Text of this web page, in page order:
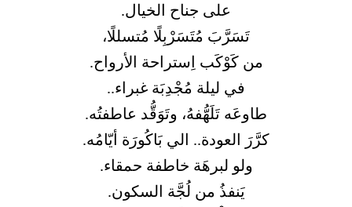
على جناح الخيال.
تَسَرَّبَ مُتَسَرْبِلًا مُتسللًا،
من كَوْكَب اِستراحة الأرواح.
في ليلة مُجْدِبَة غبراء..
طاوعَه تَلَهُّفهُ، وتَوَقُّد عاطفتُه.
كرَّرَ العودة.. الي بَاكُورَة أيّامُه.
ولو لبرهَة خاطفة حمقاء.
يَنفذُ من لُجَّة السكون.